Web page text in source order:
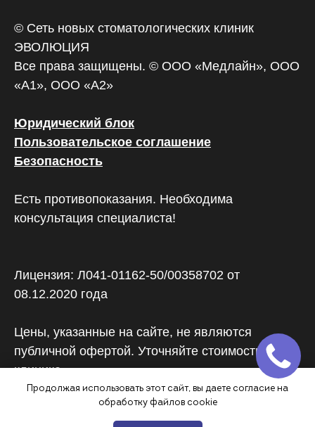
Продолжая использовать этот сайт, вы даете согласие на
обработку файлов cookie
© Сеть новых стоматологических клиник
ЭВОЛЮЦИЯ
Все права защищены. © ООО «‎Медлайн», ООО
«А1», ООО «А2»
Юридический блок
Пользовательское соглашение
Безопасность
Есть противопоказания. Необходима
консультация специалиста!
Лицензия: Л041-01162-50/00358702 от
08.12.2020 года
Цены, указанные на сайте, не являются
публичной офертой. Уточняйте стоимость в
клинике